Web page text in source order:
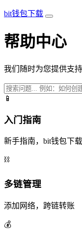
bit钱包下载
帮助中心
我们随时为您提供支持
📱
入门指南
新手指南，bit钱包下
⛓️
多链管理
添加网络，跨链转账
💰